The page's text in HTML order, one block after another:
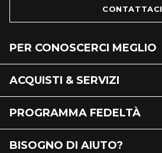
CONTATTACI
PER CONOSCERCI MEGLIO
ACQUISTI & SERVIZI
PROGRAMMA FEDELTÀ
BISOGNO DI AIUTO?